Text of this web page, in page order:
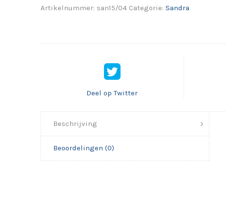
Artikelnummer: san15/04 Categorie: Sandra
Deel op Twitter
Beschrijving
Beoordelingen (0)